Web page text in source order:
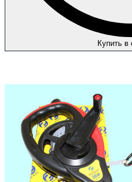
Купить в